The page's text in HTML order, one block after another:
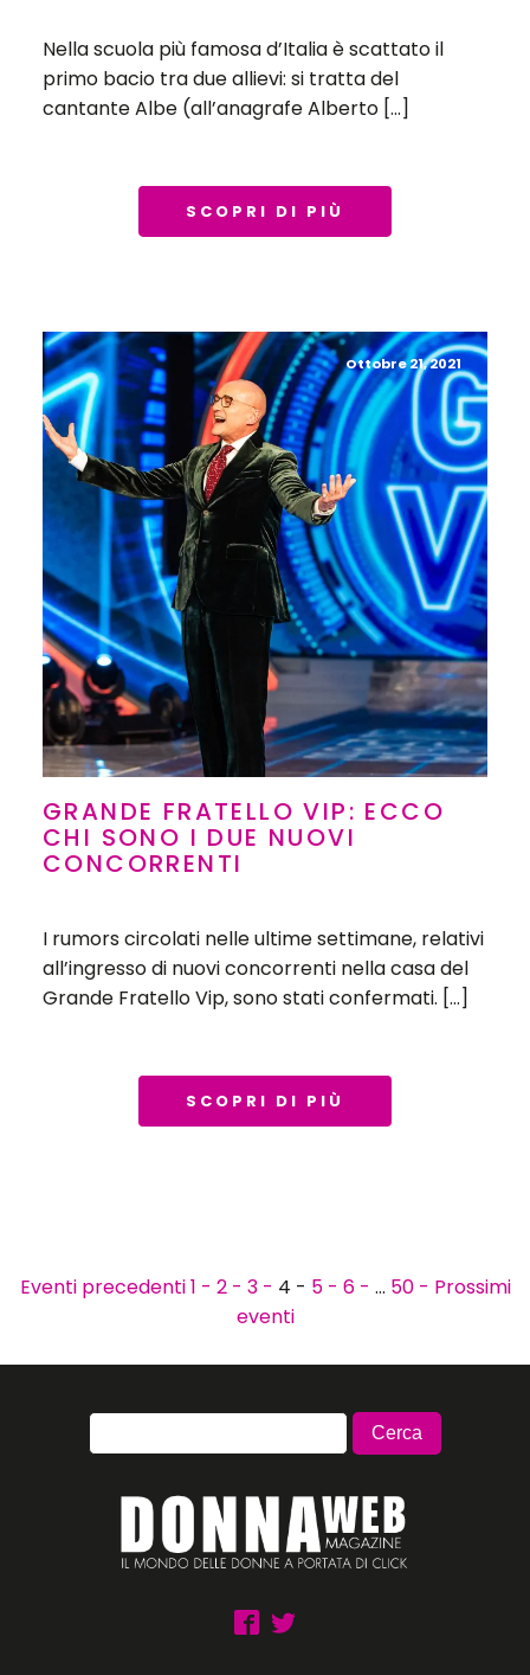
Nella scuola più famosa d’Italia è scattato il
primo bacio tra due allievi: si tratta del
cantante Albe (all’anagrafe Alberto […]
SCOPRI DI PIÙ
Ottobre 21, 2021
GRANDE FRATELLO VIP: ECCO
CHI SONO I DUE NUOVI
CONCORRENTI
I rumors circolati nelle ultime settimane, relativi
all’ingresso di nuovi concorrenti nella casa del
Grande Fratello Vip, sono stati confermati. […]
SCOPRI DI PIÙ
Eventi precedenti1 - 2 - 3 - 4 - 5 - 6 - … 50 - Prossimi
eventi